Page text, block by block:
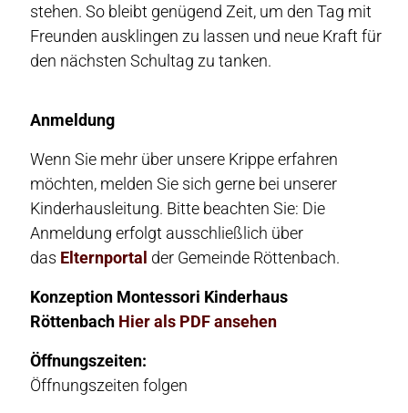
stehen. So bleibt genügend Zeit, um den Tag mit
Freunden ausklingen zu lassen und neue Kraft für
den nächsten Schultag zu tanken.
Anmeldung
Wenn Sie mehr über unsere Krippe erfahren
möchten, melden Sie sich gerne bei unserer
Kinderhausleitung. Bitte beachten Sie: Die
Anmeldung erfolgt ausschließlich über
das Elternportal der Gemeinde Röttenbach.
Konzeption Montessori Kinderhaus
Röttenbach Hier als PDF ansehen
Öffnungszeiten:
Öffnungszeiten folgen